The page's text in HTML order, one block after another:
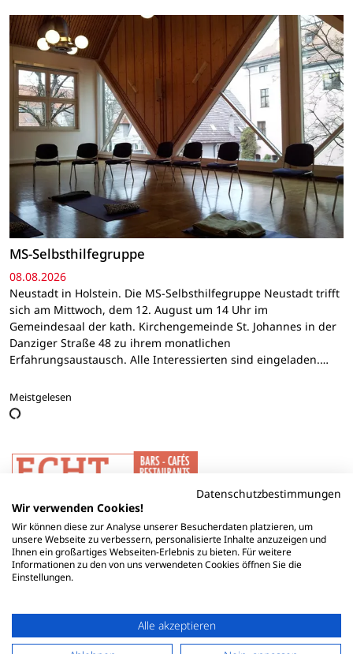
MS-Selbsthilfegruppe
08.08.2026
Neustadt in Holstein. Die MS-Selbsthilfegruppe Neustadt trifft
sich am Mittwoch, dem 12. August um 14 Uhr im
Gemeindesaal der kath. Kirchengemeinde St. Johannes in der
Danziger Straße 48 zu ihrem monatlichen
Erfahrungsaustausch. Alle Interessierten sind eingeladen.…
Meistgelesen
Datenschutzbestimmungen
Wir verwenden Cookies!
Wir können diese zur Analyse unserer Besucherdaten platzieren, um
unsere Webseite zu verbessern, personalisierte Inhalte anzuzeigen und
Ihnen ein großartiges Webseiten-Erlebnis zu bieten. Für weitere
Informationen zu den von uns verwendeten Cookies öffnen Sie die
Einstellungen.
Alle akzeptieren